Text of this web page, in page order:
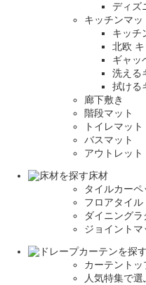
ディズ
キッチンマッ
キッチ
北欧
ギャッ
洗える
拭ける
廊下敷き
階段マット
トイレマット
バスマット
アウトレット
床材
タイルカーペ
フロアタイル
ダイニング
ジョイントマ
カーテントッ
人気特集で選